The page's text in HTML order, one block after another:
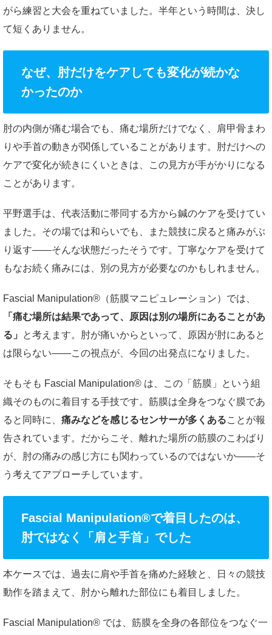
がら練習と大会を重ねていました。半年という時間は、決し
て短くありません。
なぜ、肘だけをケアしても変化が続かな
かったのか
肘の内側が痛む場合でも、痛む場所だけでなく、肩甲骨まわ
りや手首の動きが関係していることがあります。肘だけへの
ケアで変化が続きにくいときは、この見方が手がかりになる
ことがあります。
平野選手は、代表活動に帯同する方から鍼のケアを受けてい
ました。その場では和らいでも、また競技に戻ると痛みがぶ
り返す——そんな状態だったそうです。丁寧なケアを受けて
もなお続く痛みには、別の見方が必要なのかもしれません。
Fascial Manipulation®（筋膜マニピュレーション）では、
「痛む場所は結果であって、原因は別の場所にあることがあ
る」
と考えます。肘が痛いからといって、原因が肘にあると
は限らない——この視点が、今回の出発点になりました。
そもそも Fascial Manipulation® は、この「筋膜」という組
織そのものに着目する手技です。筋膜は全身をつなぐ膜であ
ると同時に、 痛みなどを感じるセンサーが多くあることが報
告されています。だからこそ、離れた場所の筋膜のこわばり
が、肘の痛みの感じ方にも関わっているのではないか——そ
う考えてアプローチしています。
Fascial Manipulation®で着目したのは、
肘ではなく「肩と手首」でした
本ケースでは、過去に肩や手首を痛めた経験と、日々の競技
動作を踏まえて、肘から離れた部位にも着目しました。
Fascial Manipulation® では、筋膜を全身の各部位をつなぐ一